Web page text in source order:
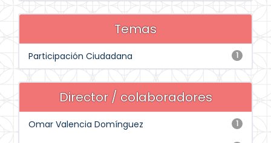
Temas
1
Participación Ciudadana
Director / colaboradores
1
Omar Valencia Domínguez